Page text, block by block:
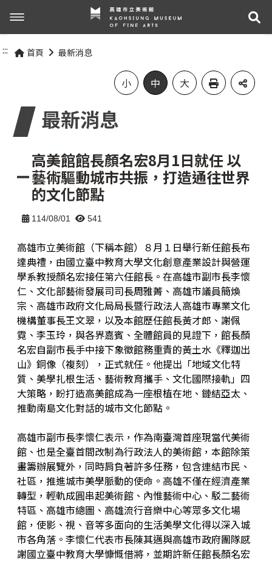
展覽與活動
展覽資訊
關於我們
關於高美館
組織職掌
歷史記事
關於兒童美術館
藝術生態園區
園區作品
創意標誌
周邊環境
高美之友
合作夥伴
美術館會員
參觀資訊
交通資訊
無障礙服務專區
參觀票價與須知
開館時間
環境介紹
高美館
兒童美術館
::: 首頁 最新消息
小 中 大
最新消息
高美館館長顏名宏8月1日就任 以
藝術驅動城市共振，打造通往世界
的文化節點
114/08/01 541
高雄市立美術館（下稱本館）８月１日舉行新任館長布
達典禮，由國立臺中教育大學文化創意產業設計與營運
學系教授顏名宏接任第六任館長。在高雄市副市長李懷
仁、文化部藝術發展司司長周雅菁、高雄市議員簡煥
宗、高雄市政府文化局局長暨行政法人高雄市專業文化
機構董事長王文翠，以及本館歷任館長黃才郎、謝佩
霓、李玉玲，與各界嘉賓、全體館員的見證下，館長顏
名宏自副市長手中接下象徵館務重責的黃土水《釋迦出
山》銅像（複刻），正式就任。他提出「地域文化特
質、美學扎根生活、藝術教育攜手、文化國際接軌」四
大策略，盼打造高美館成為一座根植在地、鏈結亞太、
推動南島文化對話的城市文化節點。
高雄市副市長李懷仁表示，作為南臺灣首座現當代美術
館、也是全臺首間改制為行政法人的美術館，本館除策
畫籌辦展覽外，同時肩負著許多任務，包含連結市民、
社區，推進城市美學脈動的使命。高雄不僅在經濟產業
轉型，輕軌成圓串起美術館、內惟藝術中心、駁二藝術
特區、高雄市總圖、高雄流行音樂中心等眾多文化場
館，使影、視、音等多面向的生活美學文化得以深入城
市各角落。李懷仁代表市長陳其邁與高雄市政府團隊感
謝國立臺中教育大學慷慨借將，並期許新任館長顏名宏